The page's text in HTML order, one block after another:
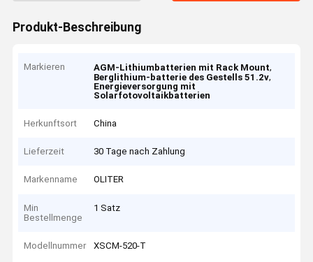
Produkt-Beschreibung
Markieren AGM-Lithiumbatterien mit Rack Mount,
Berglithium-batterie des Gestells 51.2v,
Energieversorgung mit
Solarfotovoltaikbatterien
Herkunftsort China
Lieferzeit 30 Tage nach Zahlung
Markenname OLITER
Min
Bestellmenge
1 Satz
Modellnummer XSCM-520-T